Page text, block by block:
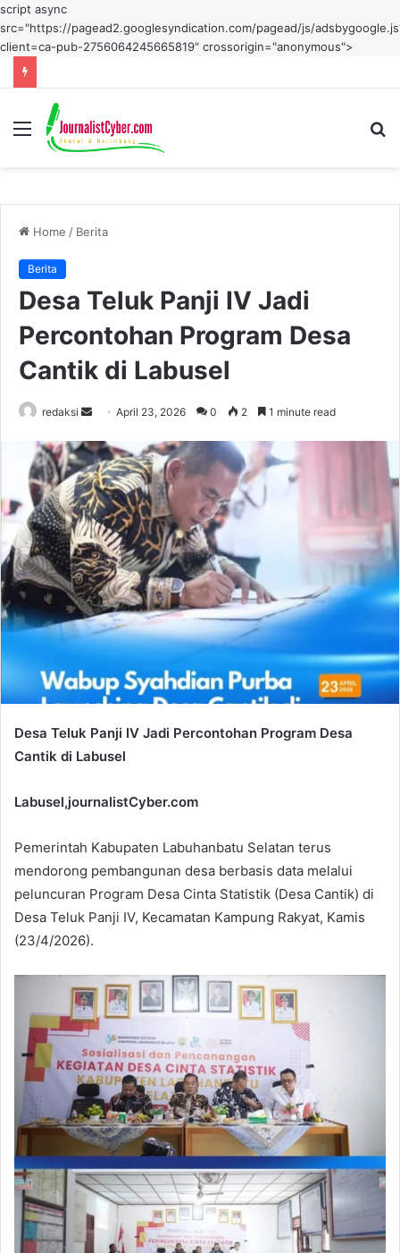
script async
src="https://pagead2.googlesyndication.com/pagead/js/
client=ca-pub-2756064245665819" crossorigin="anonymous">
Menu
Home / Berita
Berita
Desa Teluk Panji IV Jadi
Percontohan Program Desa
Cantik di Labusel
redaksi
Send
email
April 23, 2026 0 2 1 minute read
Desa Teluk Panji IV Jadi Percontohan Program Desa
Cantik di Labusel
Labusel,journalistCyber.com
Pemerintah Kabupaten Labuhanbatu Selatan terus
mendorong pembangunan desa berbasis data melalui
peluncuran Program Desa Cinta Statistik (Desa Cantik) di
Desa Teluk Panji IV, Kecamatan Kampung Rakyat, Kamis
(23/4/2026).